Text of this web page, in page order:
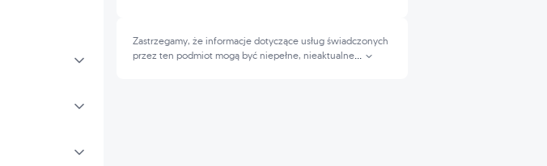
Zastrzegamy, że informacje dotyczące usług świadczonych
przez ten podmiot mogą być niepełne, nieaktualne...